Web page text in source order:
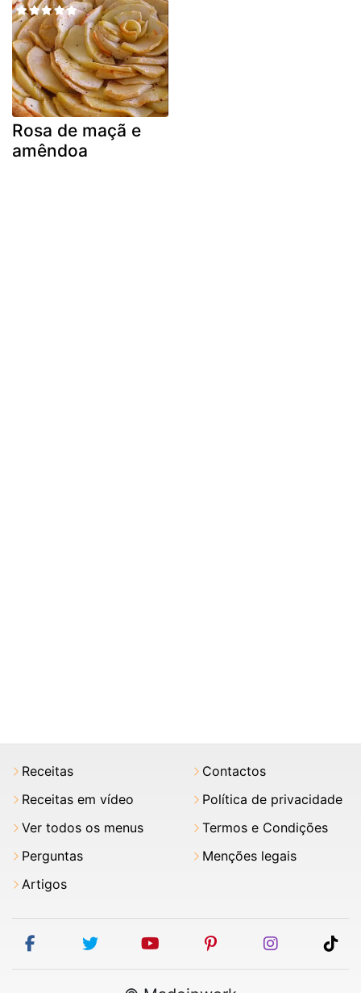
Rosa de maçã e
amêndoa
Receitas
Receitas em vídeo
Ver todos os menus
Perguntas
Artigos
Contactos
Política de privacidade
Termos e Condições
Menções legais
facebooktwitter youtubepinterestinstagram